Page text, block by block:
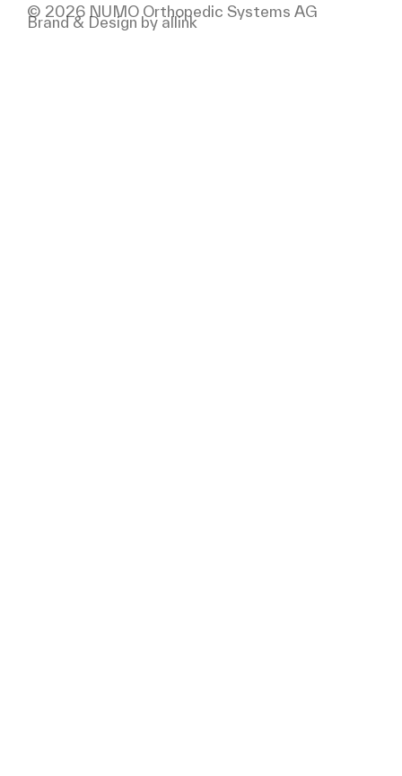
© 2026 NUMO Orthopedic Systems AG
Brand & Design by allink